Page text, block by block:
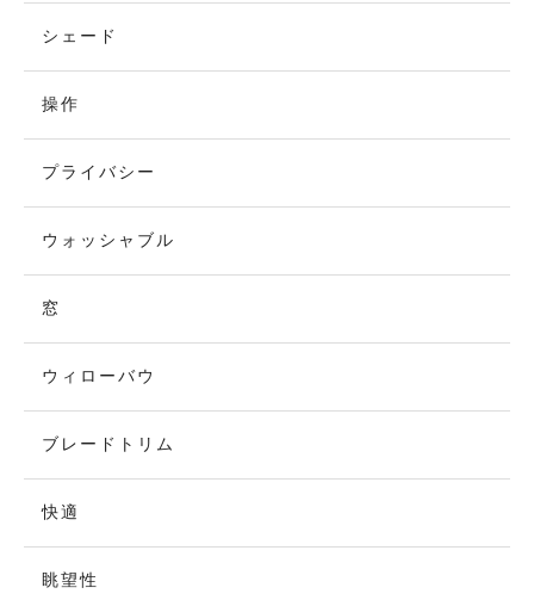
シェード
操作
プライバシー
ウォッシャブル
窓
ウィローバウ
ブレードトリム
快適
眺望性